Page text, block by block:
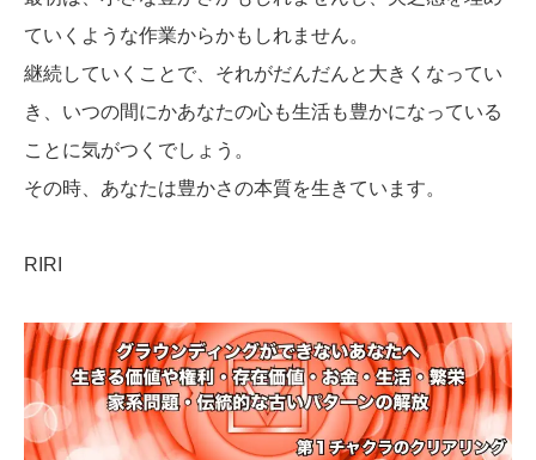
ていくような作業からかもしれません。
継続していくことで、それがだんだんと大きくなってい
き、いつの間にかあなたの心も生活も豊かになっている
ことに気がつくでしょう。
その時、あなたは豊かさの本質を生きています。
RIRI